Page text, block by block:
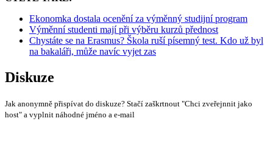
Ekonomka dostala ocenění za výměnný studijní program
Výměnní studenti mají při výběru kurzů přednost
Chystáte se na Erasmus? Škola ruší písemný test. Kdo už byl
na bakaláři, může navíc vyjet zas
Diskuze
Jak anonymně přispívat do diskuze? Stačí zaškrtnout "Chci zveřejnnit jako
host" a vyplnit náhodné jméno a e-mail